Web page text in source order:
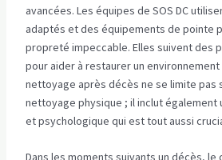
avancées. Les équipes de SOS DC
adaptés et des équipements de pointe
propreté impeccable. Elles suivent des
pour aider à restaurer un
nettoyage après décès ne se limite pas
nettoyage physique ; il inclut également
et psychologique qui est tout aussi
Dans les moments suivants un décès, le